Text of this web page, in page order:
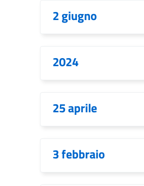
2 giugno
2024
25 aprile
3 febbraio